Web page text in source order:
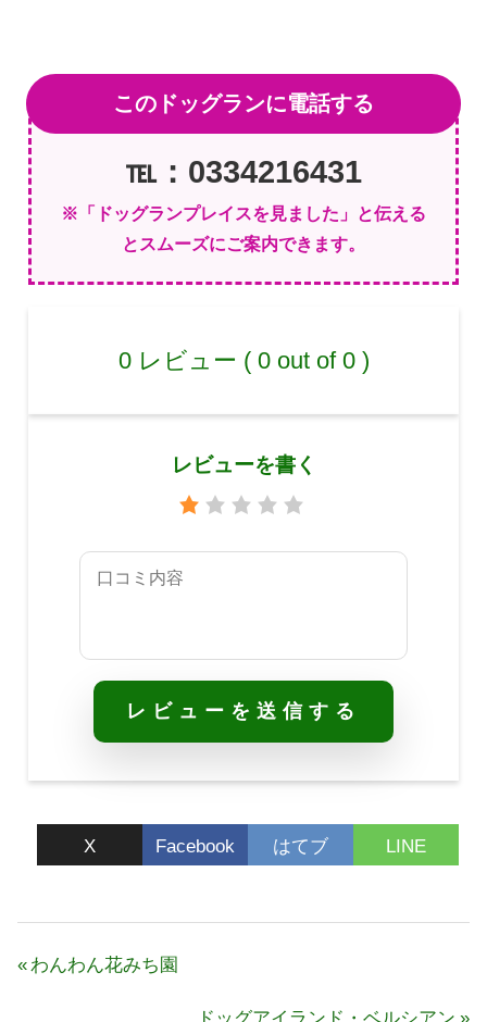
このドッグランに電話する
℡：0334216431
※「ドッグランプレイスを見ました」と伝える
とスムーズにご案内できます。
0 レビュー ( 0 out of 0 )
レビューを書く
レビューを送信する
X Facebook はてブ LINE
投前
わんわん花みち園
次